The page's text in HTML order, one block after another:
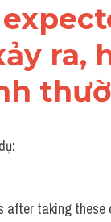
ra,
after taking these